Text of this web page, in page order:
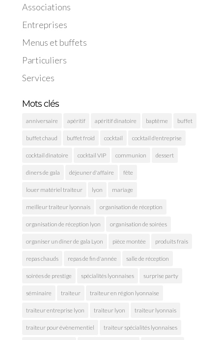
Associations
Entreprises
Menus et buffets
Particuliers
Services
Mots clés
anniversaire apéritif apéritif dinatoire baptême buffet
buffet chaud buffet froid cocktail cocktail d'entreprise
cocktail dinatoire cocktail VIP communion dessert
diners de gala déjeuner d'affaire fête
louer matériel traiteur lyon mariage
meilleur traiteur lyonnais organisation de réception
organisation de réception lyon organisation de soirées
organiser un dîner de gala Lyon pièce montée produits frais
repas chauds repas de fin d'année salle de réception
soirées de prestige spécialités lyonnaises surprise party
séminaire traiteur traiteur en région lyonnaise
traiteur entreprise lyon traiteur lyon traiteur lyonnais
traiteur pour évènementiel traiteur spécialités lyonnaises